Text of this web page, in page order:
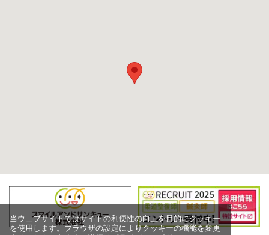
当ウェブサイトではサイトの利便性の向上を目的にクッキー
を使用します。ブラウザの設定によりクッキーの機能を変更